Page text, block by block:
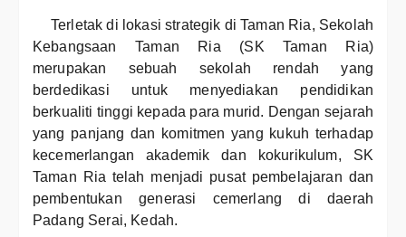
Terletak di lokasi strategik di Taman Ria, Sekolah
Kebangsaan Taman Ria (SK Taman Ria)
merupakan sebuah sekolah rendah yang
berdedikasi untuk menyediakan pendidikan
berkualiti tinggi kepada para murid. Dengan sejarah
yang panjang dan komitmen yang kukuh terhadap
kecemerlangan akademik dan kokurikulum, SK
Taman Ria telah menjadi pusat pembelajaran dan
pembentukan generasi cemerlang di daerah
Padang Serai, Kedah.